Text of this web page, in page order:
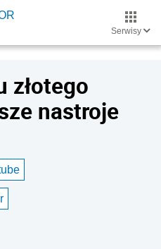
Serwisy
złotego
nastroje